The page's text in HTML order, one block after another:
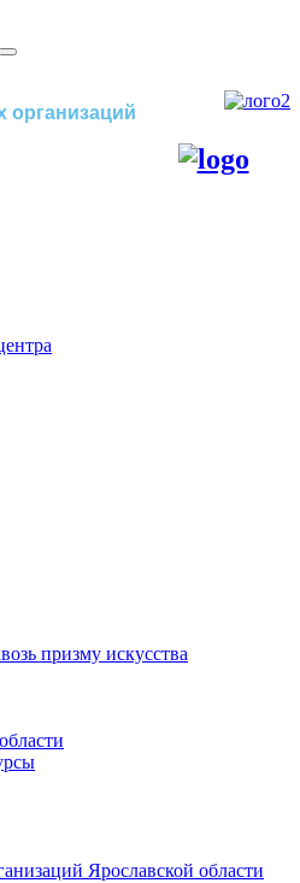
организаций
призму искусства
Ярославской области